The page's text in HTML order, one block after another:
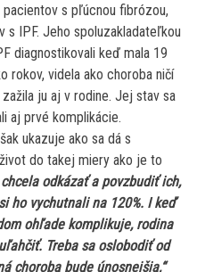
s pľúcnou fibrózou,
s IPF. Jeho spoluzakladateľkou
diagnostikovali keď mala 19
rokov, videla ako choroba ničí
ju aj v rodine. Jej stav sa
aj prvé komplikácie.
ukazuje ako sa dá s
do takej miery ako je to
odkázať a povzbudiť ich,
ho vychutnali na 120%. I keď
ohľade komplikuje, rodina
Treba sa oslobodiť od
choroba bude únosnejšia,“